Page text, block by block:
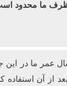
ظرف ما محدود